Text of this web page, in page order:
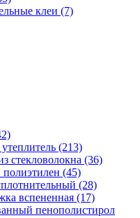
клеи (7)
(213)
стекловолокна (36)
(45)
(28)
вспененная (17)
пенополистирол